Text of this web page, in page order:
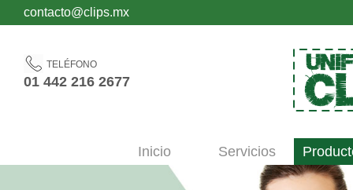
contacto@clips.mx
TELÉFONO
01 442 216 2677
Inicio Servicios